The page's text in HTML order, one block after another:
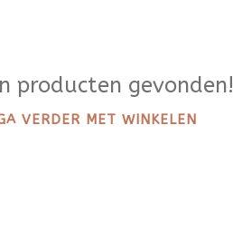
producten gevonden!
VERDER MET WINKELEN